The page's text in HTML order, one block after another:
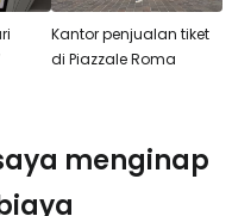
Kantor penjualan tiket
di Piazzale Roma
menginap